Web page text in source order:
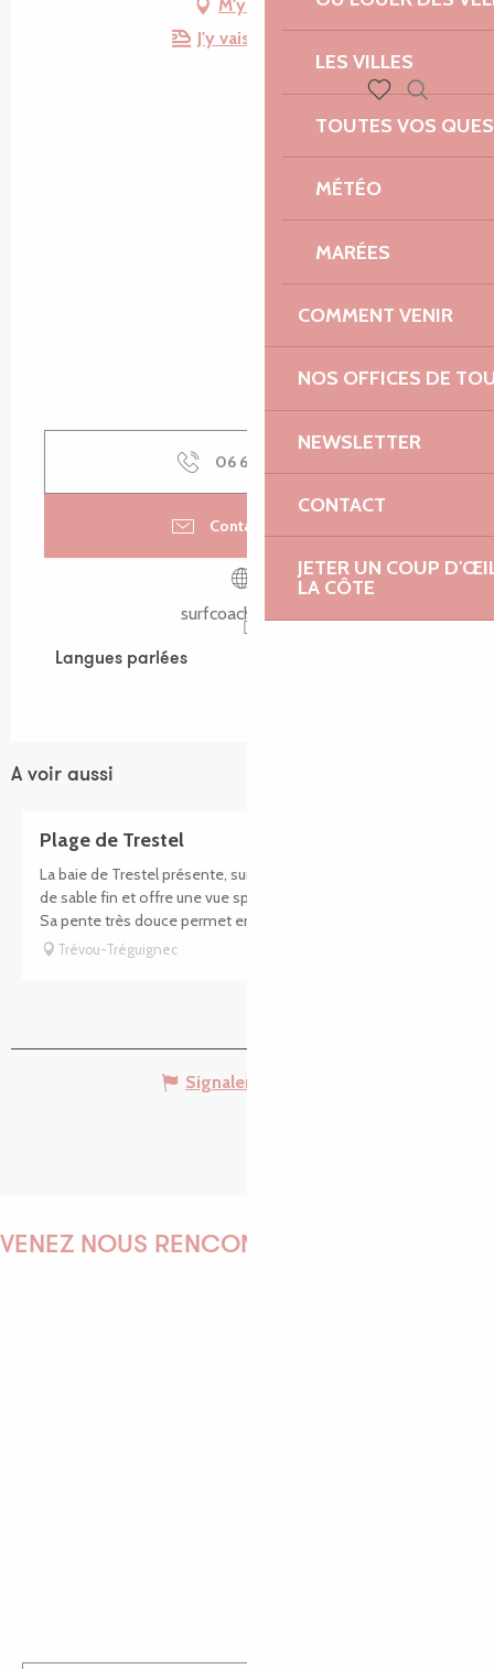
LES VILLES
TOUTES VOS
MÉTÉO
MARÉES
COMMENT VENIR
NOS OFFICES DE
NEWSLETTER
CONTACT
JETER UN COUP
LA CÔTE
Voir les favoris
M'y rendre
J'y vais en train !
06 61 76 12
Contactez-nous
surfcoachtregor.fr
Langues parlées
Langues parlées
A voir aussi
Plage de Trestel
La baie de Trestel présente, sur 1 km, une magnifique plage
de sable fin et offre une vue splendide sur Tomé et les 7 îles.
Sa pente très douce permet en toute sécurité jeux et...
Trévou-Tréguignec
Signaler une erreur
VENEZ NOUS RENCONTRER !